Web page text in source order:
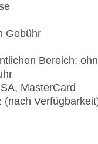
Gebühr
Bereich:
MasterCard